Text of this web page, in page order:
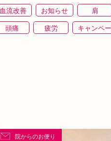
血流改善 お知らせ 肩
頭痛
疲労 キャンペ
めまい
眼精疲労
院からのお便り